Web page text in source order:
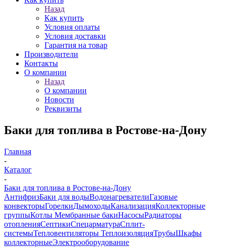
Назад
Как купить
Условия оплаты
Условия доставки
Гарантия на товар
Производители
Контакты
О компании
Назад
О компании
Новости
Реквизиты
Баки для топлива в Ростове-на-Дону
Главная
-
Каталог
-
Баки для топлива в Ростове-на-Дону
АнтифризБаки для водыВодонагревателиГазовые
конвекторыГорелкиДымоходыКанализацияКоллекторные
группыКотлы Мембранные бакиНасосыРадиаторы
отопленияСептикиСпецарматураСплит-
системыТепловентиляторы ТеплоизоляцияТрубыШкафы
коллекторныеЭлектрооборудование